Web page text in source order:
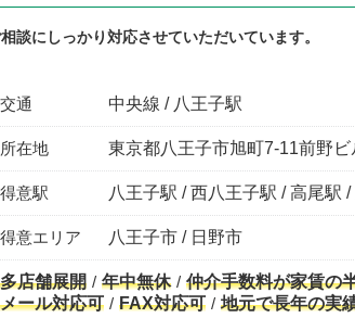
談にしっかり対応させていただいています。
交通 中央線 / 八王子駅
所在地 東京都八王子市旭町7-11前野ビ
得意駅 八王子駅 / 西八王子駅 / 高尾駅
得意エリア 八王子市 / 日野市
多店舗展開 年中無休 仲介手数料が家賃の
メール対応可
FAX対応可 地元で長年の実